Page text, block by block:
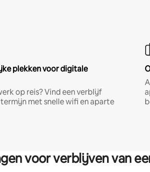
plekken voor digitale
op reis? Vind een verblijf
met snelle wifi en aparte
voor verblijven van